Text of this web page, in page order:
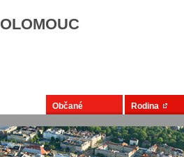
OLOMOUC
Občané Rodina